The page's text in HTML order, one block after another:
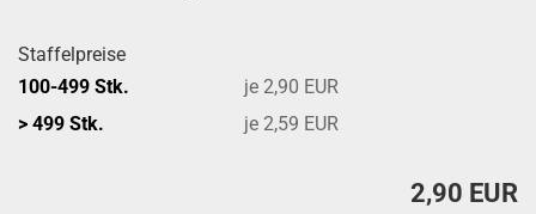
Staffelpreise
100-499 Stk.
je 2,90 EUR
> 499 Stk.
je 2,59 EUR
2,90 EUR